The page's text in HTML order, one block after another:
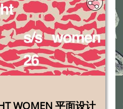
WOMEN 平面设计